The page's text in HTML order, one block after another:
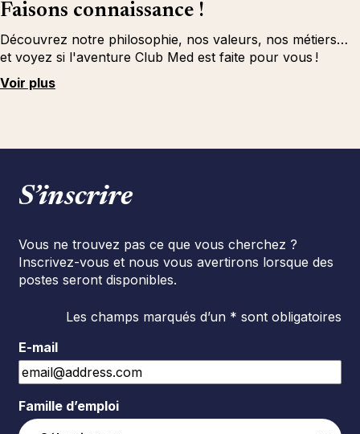
Faisons connaissance !
Découvrez notre philosophie, nos valeurs, nos métiers…
et voyez si l'aventure Club Med est faite pour vous !
Voir plus
S’inscrire
Vous ne trouvez pas ce que vous cherchez ?
Inscrivez-vous et nous vous avertirons lorsque des
postes seront disponibles.
Les champs marqués d’un * sont obligatoires
E-mail
Famille d’emploi